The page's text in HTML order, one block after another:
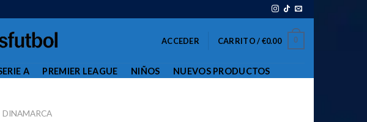
ACCEDER CARRITO /€0.00 0
A PREMIER LEAGUE NIÑOS NUEVOS PRODUCTOS
DINAMARCA